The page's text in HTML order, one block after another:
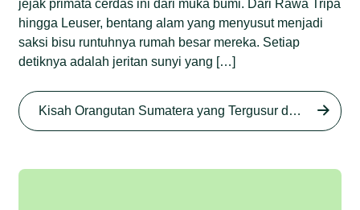
Sumatera di Rawa Tripa
Junaidi Hanafiah 27 Agu 2025
Begini Modus Perburuan
jejak primata cerdas ini dari muka bumi. Dari Rawa Tripa
hingga Leuser, bentang alam yang menyusut menjadi
saksi bisu runtuhnya rumah besar mereka. Setiap
detiknya adalah jeritan sunyi yang […]
Kisah Orangutan Sumatera yang Tergusur dari Rumah Sendiri series